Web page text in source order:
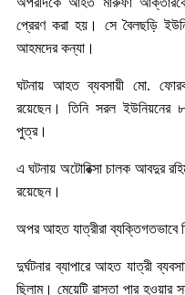
প্রেরণ করা হয়। সে বৈলছড়ি
আহমদের কন্যা।
ঘটনায় আহত ব্যবসায়ী মো.
রয়েছেন। তিনি সরল ইউনিয়নের
পুত্র।
এ ঘটনায় অটোরিক্সা চালক আবদুর
রয়েছেন।
অপর আহত যাত্রীরা ব্যক্তিগতভাবে
দুর্ঘটনার ব্যাপারে আহত যাত্রী
ছিলাম। মেয়েটি রাস্তা পার হওয়ার